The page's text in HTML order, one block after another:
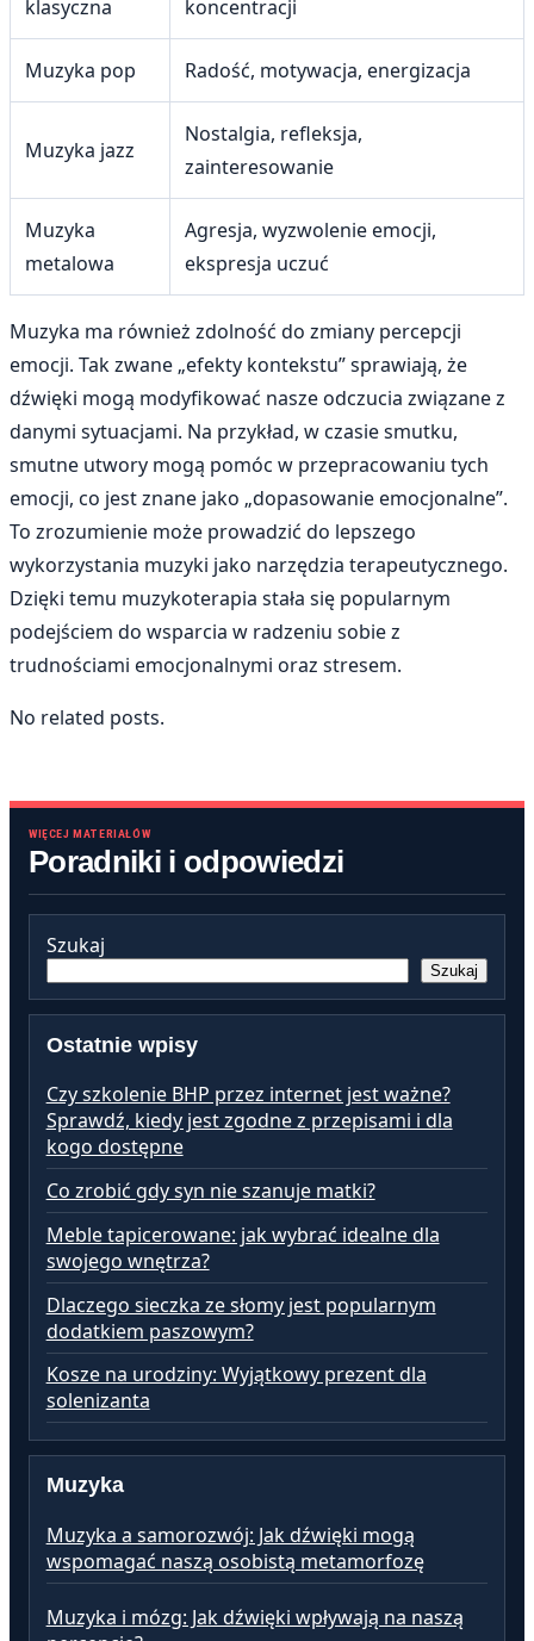
WIĘCEJ MATERIAŁÓW
Poradniki i odpowiedzi
Szukaj
Szukaj
Ostatnie wpisy
Czy szkolenie BHP przez internet jest ważne?
Sprawdź, kiedy jest zgodne z przepisami i dla
kogo dostępne
Co zrobić gdy syn nie szanuje matki?
Meble tapicerowane: jak wybrać idealne dla
swojego wnętrza?
Dlaczego sieczka ze słomy jest popularnym
dodatkiem paszowym?
Kosze na urodziny: Wyjątkowy prezent dla
solenizanta
Muzyka
Muzyka a samorozwój: Jak dźwięki mogą
wspomagać naszą osobistą metamorfozę
Muzyka i mózg: Jak dźwięki wpływają na naszą
klasyczna
koncentracji
Muzyka pop Radość, motywacja, energizacja
Muzyka jazz
Nostalgia, refleksja,
zainteresowanie
Muzyka
metalowa
Agresja, wyzwolenie emocji,
ekspresja uczuć
Muzyka ma również zdolność do zmiany percepcji
emocji. Tak zwane „efekty kontekstu” sprawiają, że
dźwięki mogą modyfikować nasze odczucia związane z
danymi sytuacjami. Na przykład, w czasie smutku,
smutne utwory mogą pomóc w przepracowaniu tych
emocji, co jest znane jako „dopasowanie emocjonalne”.
To zrozumienie może prowadzić do lepszego
wykorzystania muzyki jako narzędzia terapeutycznego.
Dzięki temu muzykoterapia stała się popularnym
podejściem do wsparcia w radzeniu sobie z
trudnościami emocjonalnymi oraz stresem.
No related posts.